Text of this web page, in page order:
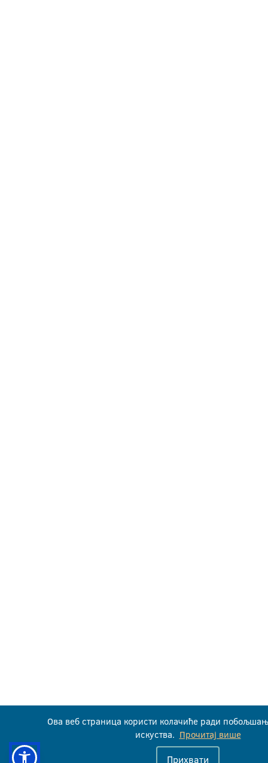
Ова веб страница користи колачиће ради
искуства. Прочитај више
Прихвати